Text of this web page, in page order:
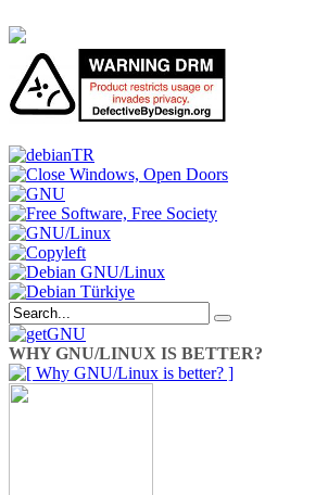
WHY GNU/LINUX IS BETTER?